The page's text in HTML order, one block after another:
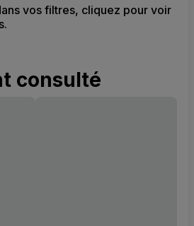
vos filtres, cliquez pour voir
consulté